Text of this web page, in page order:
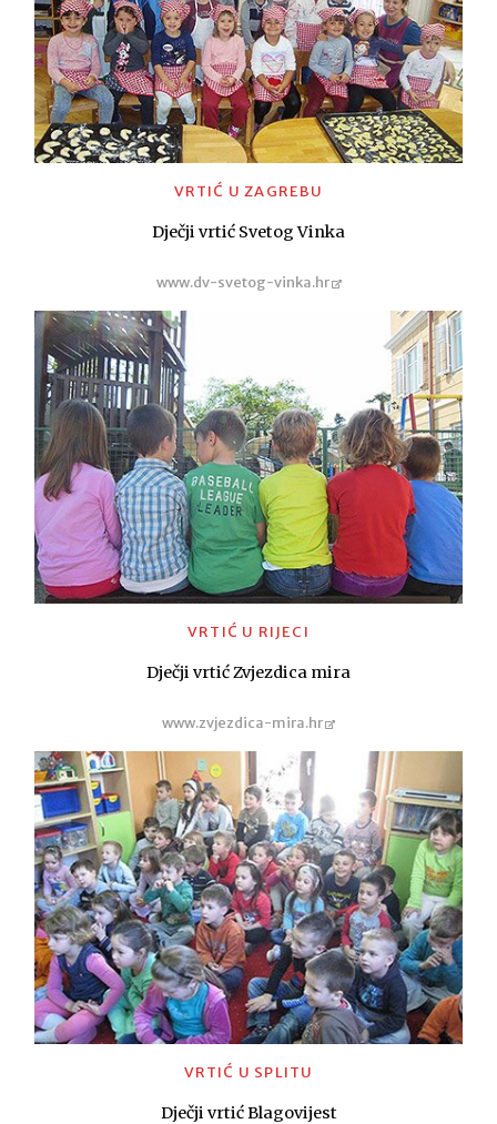
VRTIĆ U ZAGREBU
Dječji vrtić Svetog Vinka
www.dv-svetog-vinka.hr
VRTIĆ U RIJECI
Dječji vrtić Zvjezdica mira
www.zvjezdica-mira.hr
VRTIĆ U SPLITU
Dječji vrtić Blagovijest